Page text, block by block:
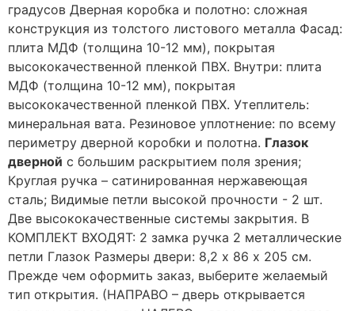
градусов Дверная коробка и полотно: сложная
конструкция из толстого листового металла Фасад:
плита МДФ (толщина 10-12 мм), покрытая
высококачественной пленкой ПВХ. Внутри: плита
МДФ (толщина 10-12 мм), покрытая
высококачественной пленкой ПВХ. Утеплитель:
минеральная вата. Резиновое уплотнение: по всему
периметру дверной коробки и полотна. Глазок
дверной с большим раскрытием поля зрения;
Круглая ручка – сатинированная нержавеющая
сталь; Видимые петли высокой прочности - 2 шт.
Две высококачественные системы закрытия. В
КОМПЛЕКТ ВХОДЯТ: 2 замка ручка 2 металлические
петли Глазок Размеры двери: 8,2 х 86 х 205 см.
Прежде чем оформить заказ, выберите желаемый
тип открытия. (НАПРАВО – дверь открывается